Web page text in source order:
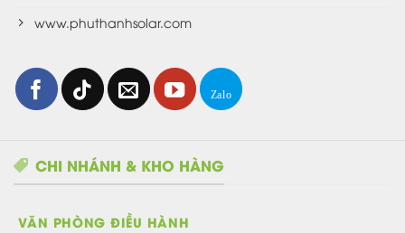
www.phuthanhsolar.com
CHI NHÁNH & KHO HÀNG
VĂN PHÒNG ĐIỀU HÀNH